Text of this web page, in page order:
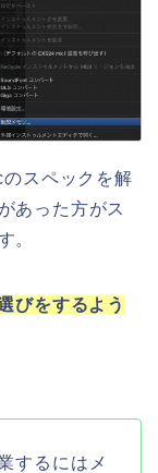
スペックを解
あった方がス
。
びをするよう
するにはメ